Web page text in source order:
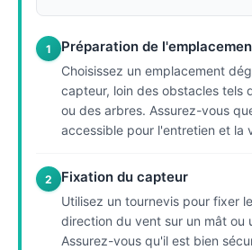
1 Préparation de
Choisissez un emplacement
capteur, loin des obstacles tels
ou des arbres. Assurez-vous
accessible pour l'entretien et la
2 Fixation du capteur
Utilisez un tournevis pour fixer
direction du vent sur un mât ou
Assurez-vous qu'il est bien